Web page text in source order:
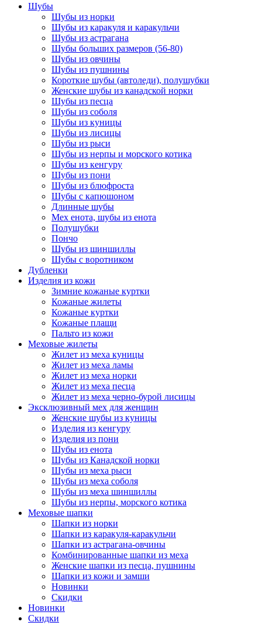
Шубы
Шубы из норки
Шубы из каракуля и каракульчи
Шубы из астрагана
Шубы больших размеров (56-80)
Шубы из овчины
Шубы из пушнины
Короткие шубы (автоледи), полушубки
Женские шубы из канадской норки
Шубы из песца
Шубы из соболя
Шубы из куницы
Шубы из лисицы
Шубы из рыси
Шубы из нерпы и морского котика
Шубы из кенгуру
Шубы из пони
Шубы из блюфроста
Шубы с капюшоном
Длинные шубы
Мех енота, шубы из енота
Полушубки
Пончо
Шубы из шиншиллы
Шубы с воротником
Дубленки
Изделия из кожи
Зимние кожаные куртки
Кожаные жилеты
Кожаные куртки
Кожаные плащи
Пальто из кожи
Меховые жилеты
Жилет из меха куницы
Жилет из меха ламы
Жилет из меха норки
Жилет из меха песца
Жилет из меха черно-бурой лисицы
Эксклюзивный мех для женщин
Женские шубы из куницы
Изделия из кенгуру
Изделия из пони
Шубы из енота
Шубы из Канадской норки
Шубы из меха рыси
Шубы из меха соболя
Шубы из меха шиншиллы
Шубы из нерпы, морского котика
Меховые шапки
Шапки из норки
Шапки из каракуля-каракульчи
Шапки из астрагана-овчины
Комбинированные шапки из меха
Женские шапки из песца, пушнины
Шапки из кожи и замши
Новинки
Скидки
Новинки
Скидки